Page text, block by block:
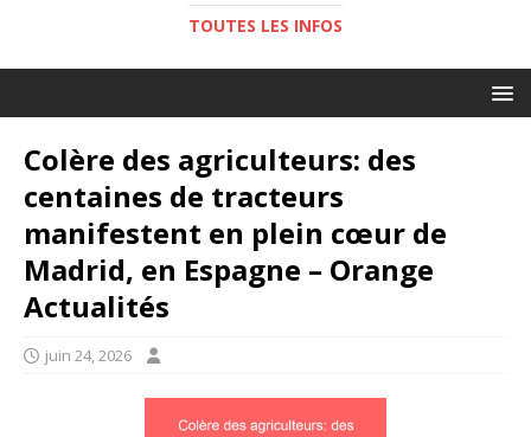
TOUTES LES INFOS
Colère des agriculteurs: des
centaines de tracteurs
manifestent en plein cœur de
Madrid, en Espagne – Orange
Actualités
juin 24, 2026